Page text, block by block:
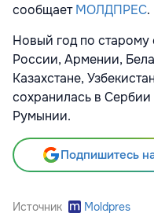
сообщаетМОЛДПРЕС.
Новый год по старому
России, Армении,
Казахстане,
сохранилась в
Румынии.
Подпишитесь
Источник Moldpres